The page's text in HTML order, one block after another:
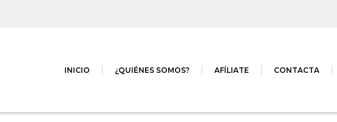
INICIO ¿QUIÉNES SOMOS? AFÍLIATE CONTACTA